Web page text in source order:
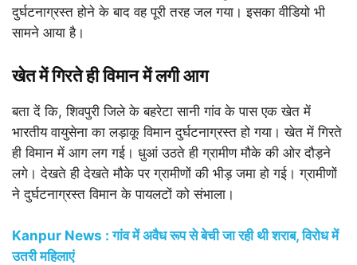
दुर्घटनाग्रस्त होने के बाद वह पूरी तरह जल गया। इसका वीडियो भी
सामने आया है।
खेत में गिरते ही विमान में लगी आग
बता दें कि, शिवपुरी जिले के बहरेटा सानी गांव के पास एक खेत में
भारतीय वायुसेना का लड़ाकू विमान दुर्घटनाग्रस्त हो गया। खेत में गिरते
ही विमान में आग लग गई। धुआं उठते ही ग्रामीण मौके की ओर दौड़ने
लगे। देखते ही देखते मौके पर ग्रामीणों की भीड़ जमा हो गई। ग्रामीणों
ने दुर्घटनाग्रस्त विमान के पायलटों को संभाला।
Kanpur News : गांव में अवैध रूप से बेची जा रही थी शराब, विरोध में
उतरी महिलाएं